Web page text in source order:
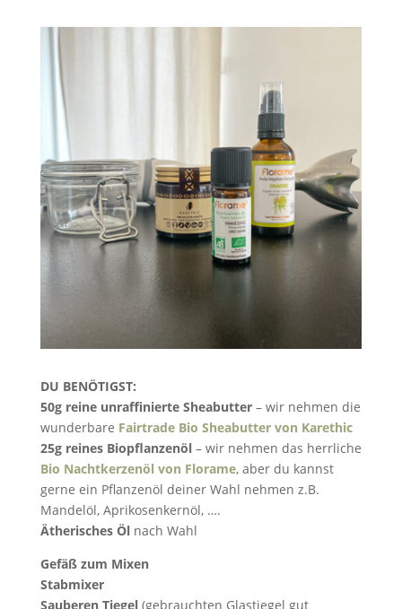
DU BENÖTIGST:
50g reine unraffinierte Sheabutter– wir nehmen die
wunderbare Fairtrade Bio Sheabutter von Karethic
25g reines Biopflanzenöl– wir nehmen das herrliche
Bio Nachtkerzenöl von Florame, aber du kannst
gerne ein Pflanzenöl deiner Wahl nehmen z.B.
Mandelöl, Aprikosenkernöl, ….
Ätherisches Ölnach Wahl
Gefäß zum Mixen
Stabmixer
Sauberen Tiegel(gebrauchten Glastiegel gut